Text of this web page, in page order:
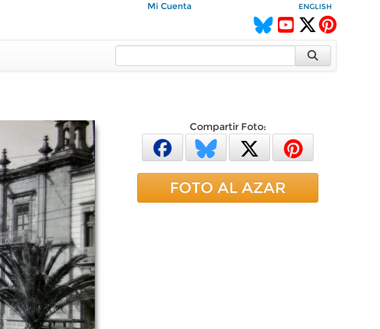
Mi Cuenta ENGLISH
Compartir Foto:
FOTO AL AZAR